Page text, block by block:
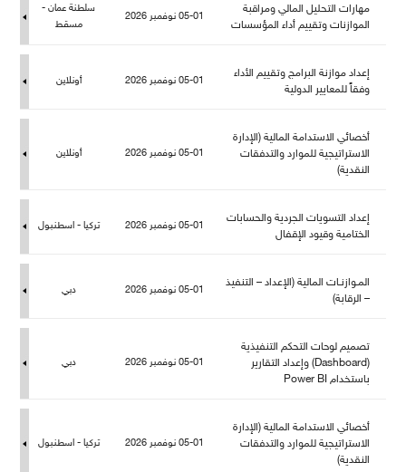
هارات التحليل المالي ومراقبة
الموازنات وتقييم أداء المؤسسات
05-01 نوفمبر 2026
سلطنة عمان -
سقط
إعداد موازنة البرامج وتقييم الأداء
وفقاً للمعايير الدولية
05-01 نوفمبر 2026 أونلاين
أخصائي الاستدامة المالية (الإدارة
الاستراتيجية للموارد والتدفقات
النقدية)
05-01 نوفمبر 2026 أونلاين
إعداد التسويات الجردية والحسابات
الختامية وقيود الإقفا
05-01 نوفمبر 2026 تركيا - اسطنبو
المـوازنـات المالية (الإعداد – التنفيذ
– الرقابة)
05-01 نوفمبر 2026 دبي
تصميم لوحات التحكم التنفيذية
(Dashboard) وإعداد التقارير
باستخدام Power BI
05-01 نوفمبر 2026 دبي
أخصائي الاستدامة المالية (الإدارة
الاستراتيجية للموارد والتدفقات
النقدية)
05-01 نوفمبر 2026 تركيا - اسطنبو